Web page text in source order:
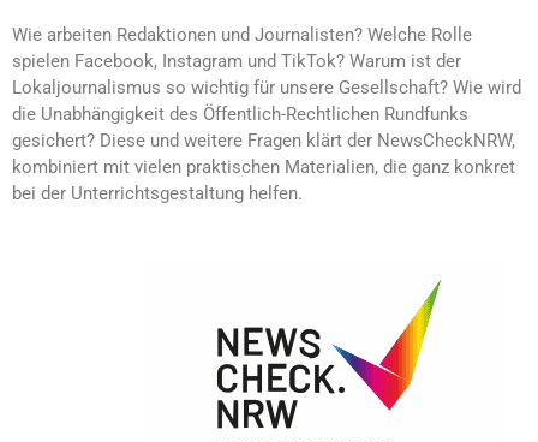
Wie arbeiten Redaktionen und Journalisten? Welche Rolle
spielen Facebook, Instagram und TikTok? Warum ist der
Lokaljournalismus so wichtig für unsere Gesellschaft? Wie wird
die Unabhängigkeit des Öffentlich-Rechtlichen Rundfunks
gesichert? Diese und weitere Fragen klärt der NewsCheckNRW,
kombiniert mit vielen praktischen Materialien, die ganz konkret
bei der Unterrichtsgestaltung helfen.